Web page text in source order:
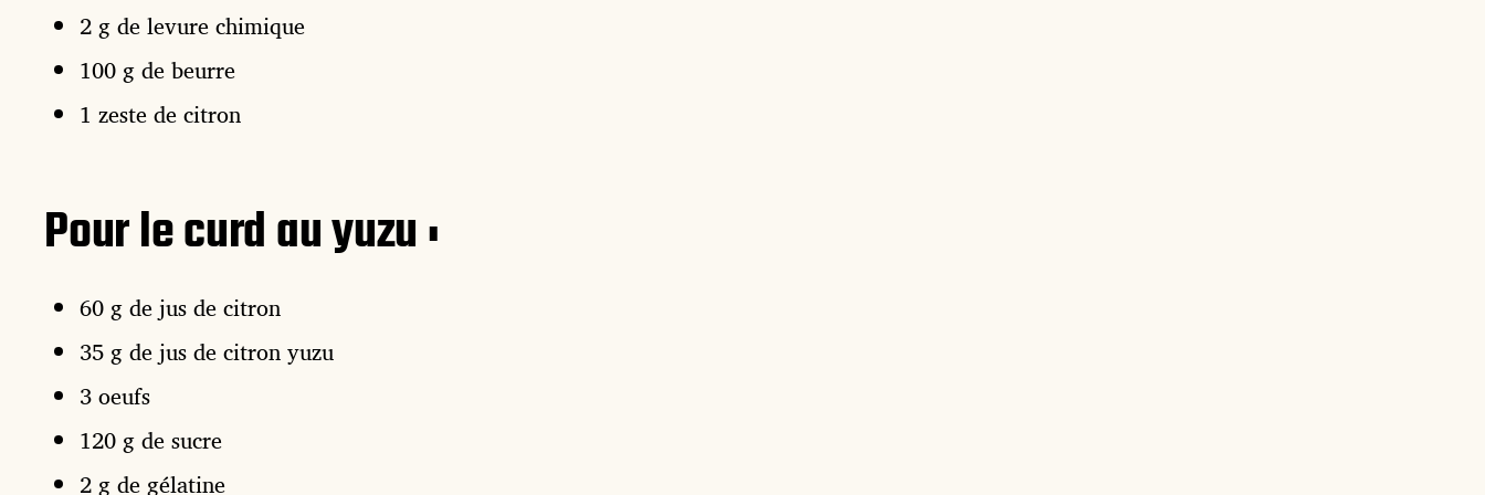
2 g de levure chimique
100 g de beurre
1 zeste de citron
Pour le curd au yuzu :
60 g de jus de citron
35 g de jus de citron yuzu
3 oeufs
120 g de sucre
2 g de gélatine